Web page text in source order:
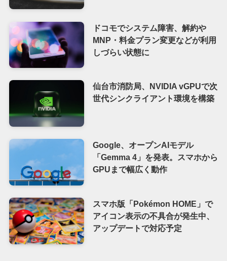
ドコモでシステム障害、解約や
MNP・料金プラン変更などが利用
しづらい状態に
仙台市消防局、NVIDIA vGPUで次
世代シンクライアント環境を構築
Google、オープンAIモデル
「Gemma 4」を発表。スマホから
GPUまで幅広く動作
スマホ版「Pokémon HOME」で
アイコン表示の不具合が発生中、
アップデートで対応予定